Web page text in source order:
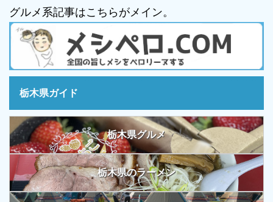
グルメ系記事はこちらがメイン。
栃木県ガイド
栃木県グルメ
栃木県のラーメン